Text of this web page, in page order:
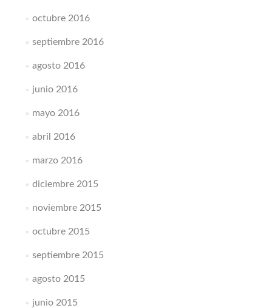
octubre 2016
septiembre 2016
agosto 2016
junio 2016
mayo 2016
abril 2016
marzo 2016
diciembre 2015
noviembre 2015
octubre 2015
septiembre 2015
agosto 2015
junio 2015